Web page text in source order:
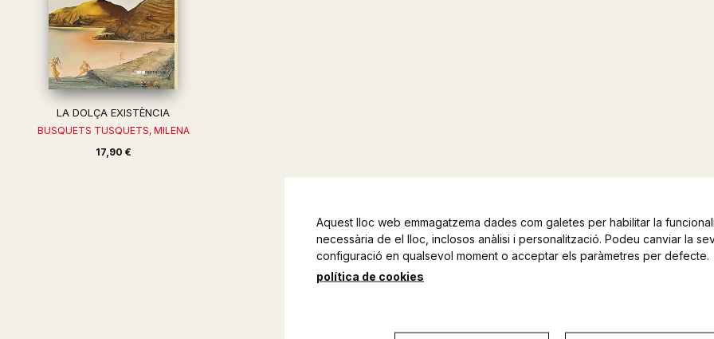
LA DOLÇA EXISTÈNCIA
BUSQUETS TUSQUETS, MILENA
17,90 €
Aquest lloc web emmagatzema dades com galetes per habilitar la
necessària de el lloc, inclosos anàlisi i personalització. Podeu canviar la
configuració en qualsevol moment o acceptar els paràmetres per defecte.
política de cookies